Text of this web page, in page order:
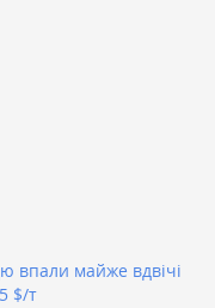
впали майже вдвічі
$/т